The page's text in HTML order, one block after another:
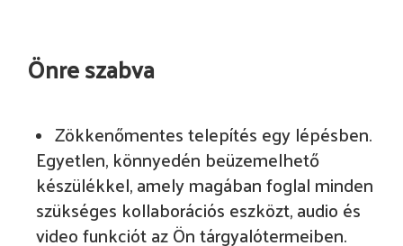
Önre szabva
Zökkenőmentes telepítés egy lépésben.
Egyetlen, könnyedén beüzemelhető
készülékkel, amely magában foglal minden
szükséges kollaborációs eszközt, audio és
video funkciót az Ön tárgyalótermeiben.